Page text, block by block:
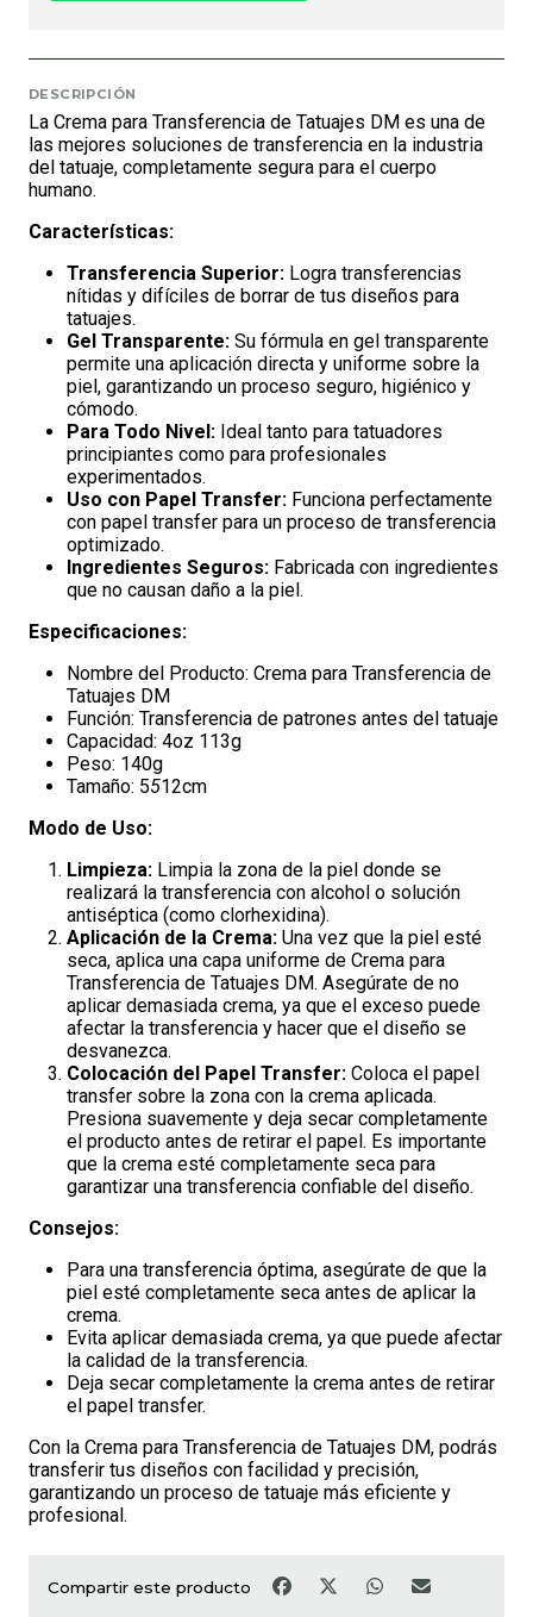
DESCRIPCIÓN
La Crema para Transferencia de Tatuajes DM es una de
las mejores soluciones de transferencia en la industria
del tatuaje, completamente segura para el cuerpo
humano.
Características:
Transferencia Superior: Logra transferencias
nítidas y difíciles de borrar de tus diseños para
tatuajes.
Gel Transparente: Su fórmula en gel transparente
permite una aplicación directa y uniforme sobre la
piel, garantizando un proceso seguro, higiénico y
cómodo.
Para Todo Nivel: Ideal tanto para tatuadores
principiantes como para profesionales
experimentados.
Uso con Papel Transfer: Funciona perfectamente
con papel transfer para un proceso de transferencia
optimizado.
Ingredientes Seguros: Fabricada con ingredientes
que no causan daño a la piel.
Especificaciones:
Nombre del Producto: Crema para Transferencia de
Tatuajes DM
Función: Transferencia de patrones antes del tatuaje
Capacidad: 4oz 113g
Peso: 140g
Tamaño: 5512cm
Modo de Uso:
Limpieza: Limpia la zona de la piel donde se
realizará la transferencia con alcohol o solución
antiséptica (como clorhexidina).
Aplicación de la Crema: Una vez que la piel esté
seca, aplica una capa uniforme de Crema para
Transferencia de Tatuajes DM. Asegúrate de no
aplicar demasiada crema, ya que el exceso puede
afectar la transferencia y hacer que el diseño se
desvanezca.
Colocación del Papel Transfer: Coloca el papel
transfer sobre la zona con la crema aplicada.
Presiona suavemente y deja secar completamente
el producto antes de retirar el papel. Es importante
que la crema esté completamente seca para
garantizar una transferencia confiable del diseño.
Consejos:
Para una transferencia óptima, asegúrate de que la
piel esté completamente seca antes de aplicar la
crema.
Evita aplicar demasiada crema, ya que puede afectar
la calidad de la transferencia.
Deja secar completamente la crema antes de retirar
el papel transfer.
Con la Crema para Transferencia de Tatuajes DM, podrás
transferir tus diseños con facilidad y precisión,
garantizando un proceso de tatuaje más eficiente y
profesional.
Compartir este producto